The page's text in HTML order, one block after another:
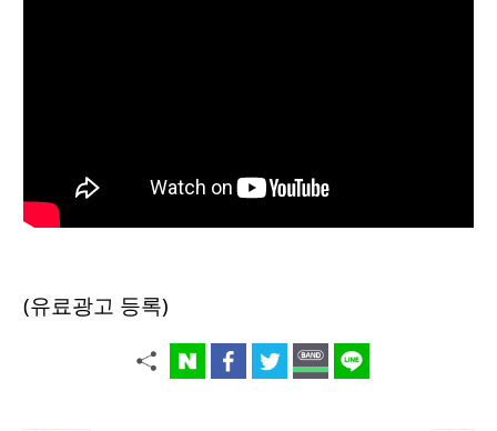
(유료광고 등록)